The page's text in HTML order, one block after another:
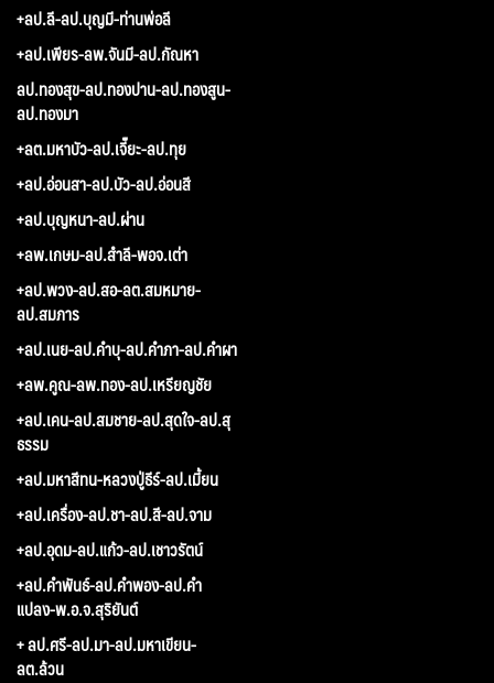
+ลป.ลี-ลป.บุญมี-ท่านพ่อลี
+ลป.เพียร-ลพ.จันมี-ลป.กัณหา
ลป.ทองสุข-ลป.ทองปาน-ลป.ทองสูน-
ลป.ทองมา
+ลต.มหาบัว-ลป.เจี๊ยะ-ลป.ทุย
+ลป.อ่อนสา-ลป.บัว-ลป.อ่อนสี
+ลป.บุญหนา-ลป.ผ่าน
+ลพ.เกษม-ลป.สำลี-พอจ.เต่า
+ลป.พวง-ลป.สอ-ลต.สมหมาย-
ลป.สมภาร
+ลป.เนย-ลป.คำบุ-ลป.คำภา-ลป.คำผา
+ลพ.คูณ-ลพ.ทอง-ลป.เหรียญชัย
+ลป.เคน-ลป.สมชาย-ลป.สุดใจ-ลป.สุ
ธรรม
+ลป.มหาสีทน-หลวงปู่ธีร์-ลป.เมี้ยน
+ลป.เครื่อง-ลป.ชา-ลป.สี-ลป.จาม
+ลป.อุดม-ลป.แก้ว-ลป.เชาวรัตน์
+ลป.คำพันธ์-ลป.คำพอง-ลป.คำ
แปลง-พ.อ.จ.สุริยันต์
+ ลป.ศรี-ลป.มา-ลป.มหาเขียน-
ลต.ล้วน